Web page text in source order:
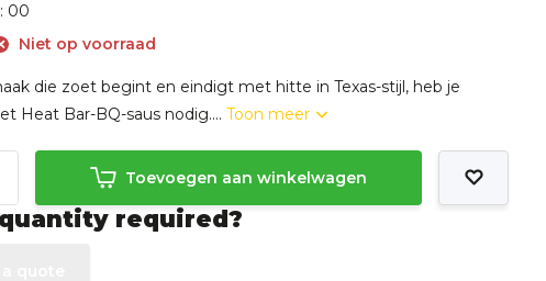
: 00
Niet op voorraad
die zoet begint en eindigt met hitte in Texas-stijl, heb je
Heat Bar-BQ-saus nodig....Toon meer
Toevoegen aan winkelwagen
required?